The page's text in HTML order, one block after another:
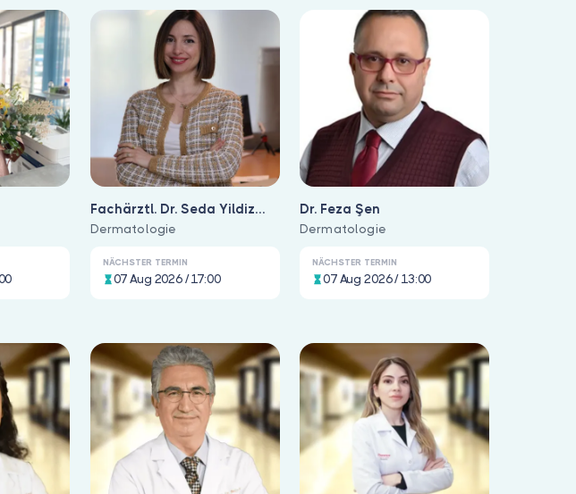
Fachärztl. Dr. Seda Yildiz
Yeşildağ
Dermatologie
NÄCHSTER TERMIN
07 Aug 2026 / 17:00
Dr. Feza Şen
Dermatologie
NÄCHSTER TERMIN
07 Aug 2026 / 13:00